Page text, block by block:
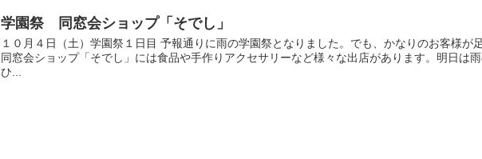
学園祭 同窓会ショップ「そでし」
１０月４日（土）学園祭１日目 予報通りに雨の学園祭となりました。でも、かなりのお客様が
同窓会ショップ「そでし」には食品や手作りアクセサリーなど様々な出店があります。明日は
ひ...